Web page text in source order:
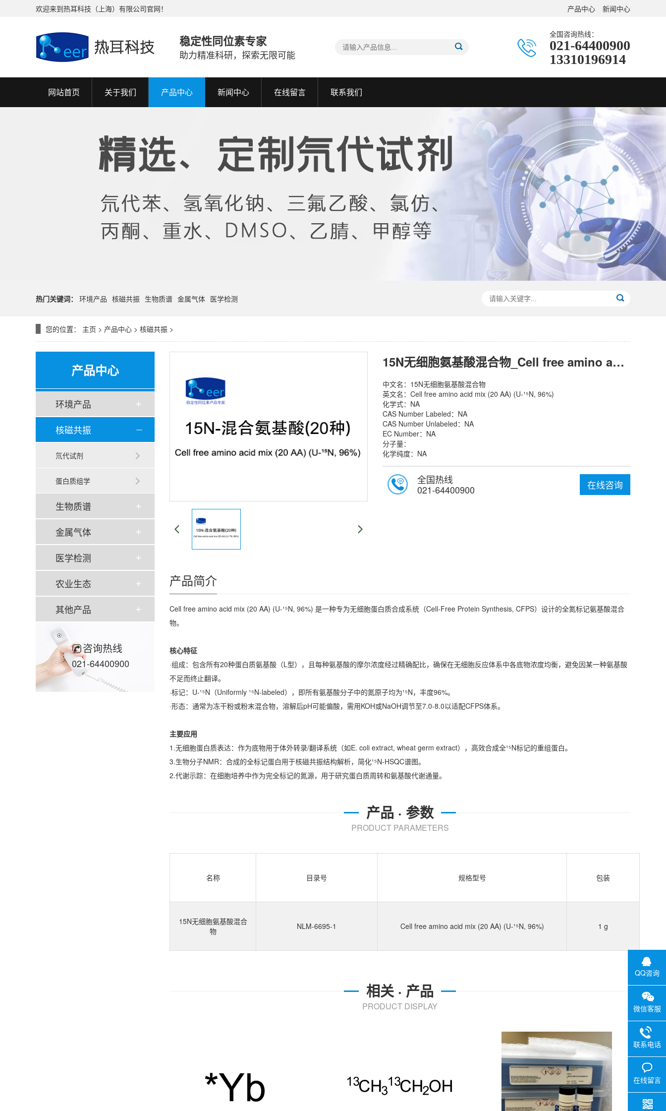
产品中心 新闻中心
欢迎来到热耳科技（上海）有限公司官网！
稳定性同位素专家
助力精准科研，探索无限可能
全国咨询热线：
021-64400900
13310196914
网站首页 关于我们 产品中心 新闻中心 在线留言 联系我们
热门关键词： 环境产品 核磁共振 生物质谱 金属气体 医学检测
您的位置： 主页 > 产品中心 > 核磁共振 >
产品中心
环境产品
核磁共振
氘代试剂
蛋白质组学
生物质谱
金属气体
医学检测
农业生态
其他产品
咨询热线
021-64400900
15N无细胞氨基酸混合物_Cell free amino acid mix(20 AA)(U-15N,96%)
中文名：15N无细胞氨基酸混合物
英文名：Cell free amino acid mix (20 AA) (U-¹⁵N, 96%)
化学式：NA
CAS Number Labeled：NA
CAS Number Unlabeled：NA
EC Number：NA
分子量：
化学纯度：NA
在线咨询
全国热线
021-64400900
产品简介
Cell free amino acid mix (20 AA) (U-¹⁵N, 96%)​ 是一种专为无细胞蛋白质合成系统（Cell-Free Protein Synthesis, CFPS）设计的全氮标记氨基酸混合
物。
核心特征
·组成：包含所有20种蛋白质氨基酸（L型），且每种氨基酸的摩尔浓度经过精确配比，确保在无细胞反应体系中各底物浓度均衡，避免因某一种氨基酸
不足而终止翻译。
·标记：U-¹⁵N（Uniformly ¹⁵N-labeled），即所有氨基酸分子中的氮原子均为¹⁵N，丰度96%。
·形态：通常为冻干粉或粉末混合物，溶解后pH可能偏酸，需用KOH或NaOH调节至7.0-8.0以适配CFPS体系。
主要应用
1.无细胞蛋白质表达：作为底物用于体外转录/翻译系统（如E. coli extract, wheat germ extract），高效合成全¹⁵N标记的重组蛋白。
3.生物分子NMR：合成的全标记蛋白用于核磁共振结构解析，简化¹⁵N-HSQC谱图。
2.代谢示踪：在细胞培养中作为完全标记的氮源，用于研究蛋白质周转和氨基酸代谢通量。
产品 · 参数
PRODUCT PARAMETERS
名称 目录号 规格型号 包装
15N无细胞氨基酸混合
物
NLM-6695-1 Cell free amino acid mix (20 AA) (U-¹⁵N, 96%) 1 g
相关 · 产品
PRODUCT DISPLAY
QQ咨询
微信客服
联系电话
在线留言